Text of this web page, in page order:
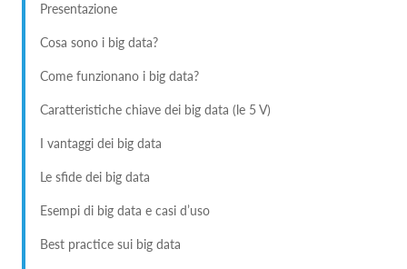
Presentazione
Cosa sono i big data?
Come funzionano i big data?
Caratteristiche chiave dei big data (le 5 V)
I vantaggi dei big data
Le sfide dei big data
Esempi di big data e casi d’uso
Best practice sui big data